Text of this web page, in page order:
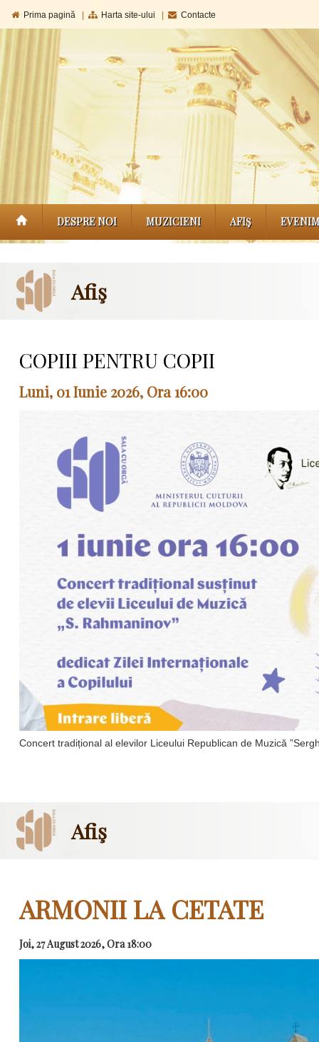
Prima pagină Harta site-ului Contacte
DESPRE NOI MUZICIENI AFIŞ
Afiş
COPIII PENTRU COPII
Luni, 01 Iunie 2026, Ora 16:00
Concert tradițional al elevilor Liceului Republican de Muzică
Afiş
ARMONII LA CETATE
Joi, 27 August 2026, Ora 18:00